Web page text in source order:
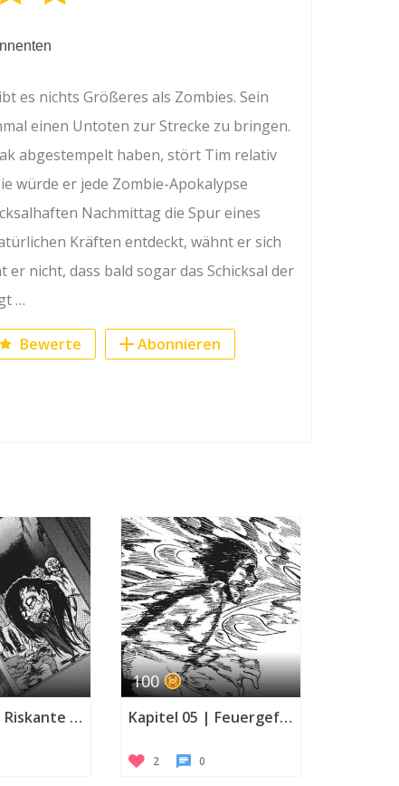
es nichts Größeres als Zombies. Sein
einen Untoten zur Strecke zu bringen.
abgestempelt haben, stört Tim relativ
würde er jede Zombie-Apokalypse
Nachmittag die Spur eines
Kräften entdeckt, wähnt er sich
nicht, dass bald sogar das Schicksal der
…
Abonnieren
Bewerte
Kapitel 04 | Riskante Mission
100
Kapitel 05 | Feuergefecht
2 0